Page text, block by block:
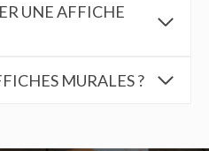
UNE AFFICHE
MURALES ?